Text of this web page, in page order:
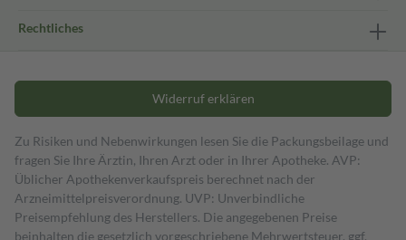
Rechtliches
Widerruf erklären
Zu Risiken und Nebenwirkungen lesen Sie die Packungsbeilage und
fragen Sie Ihre Ärztin, Ihren Arzt oder in Ihrer Apotheke. AVP:
Üblicher Apothekenverkaufspreis berechnet nach der
Arzneimittelpreisverordnung. UVP: Unverbindliche
Preisempfehlung des Herstellers. Die angegebenen Preise
beinhalten die gesetzlich vorgeschriebene Mehrwertsteuer, ggf.